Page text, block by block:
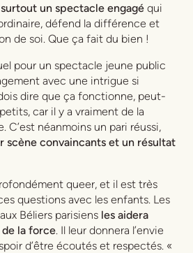
surtout un spectacle engagé qui
défend la différence et
de soi. Que ça fait du bien !
pour un spectacle jeune public
avec une intrigue si
dire que ça fonctionne, peut-
car il y a vraiment de la
C’est néanmoins un pari réussi,
scène convaincants et un résultat
queer, et il est très
questions avec les enfants. Les
aux Béliers parisiens les aidera
la force. Il leur donnera l’envie
d’être écoutés et respectés. «